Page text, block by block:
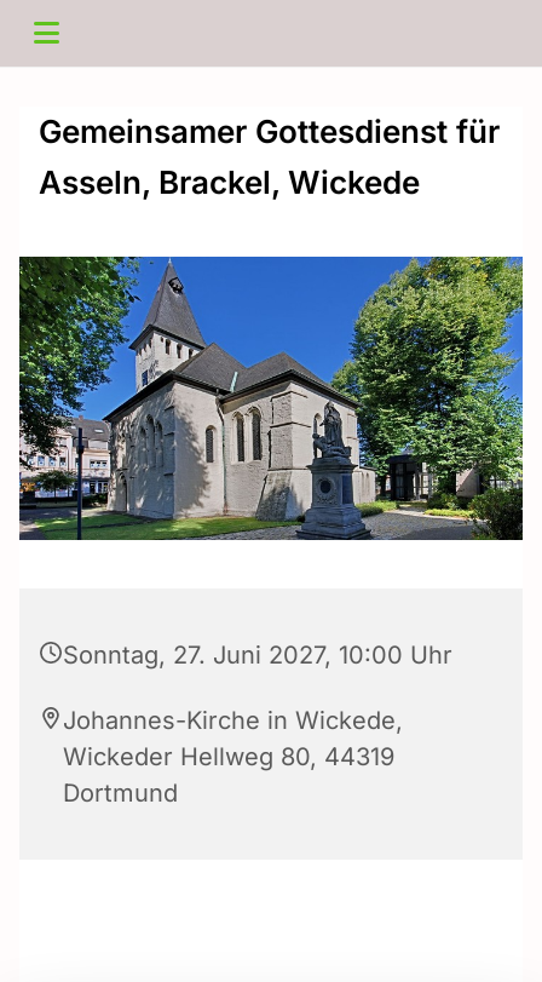
Gemeinsamer Gottesdienst für
Asseln, Brackel, Wickede
Sonntag, 27. Juni 2027, 10:00 Uhr
Johannes-Kirche in Wickede,
Wickeder Hellweg 80, 44319
Dortmund